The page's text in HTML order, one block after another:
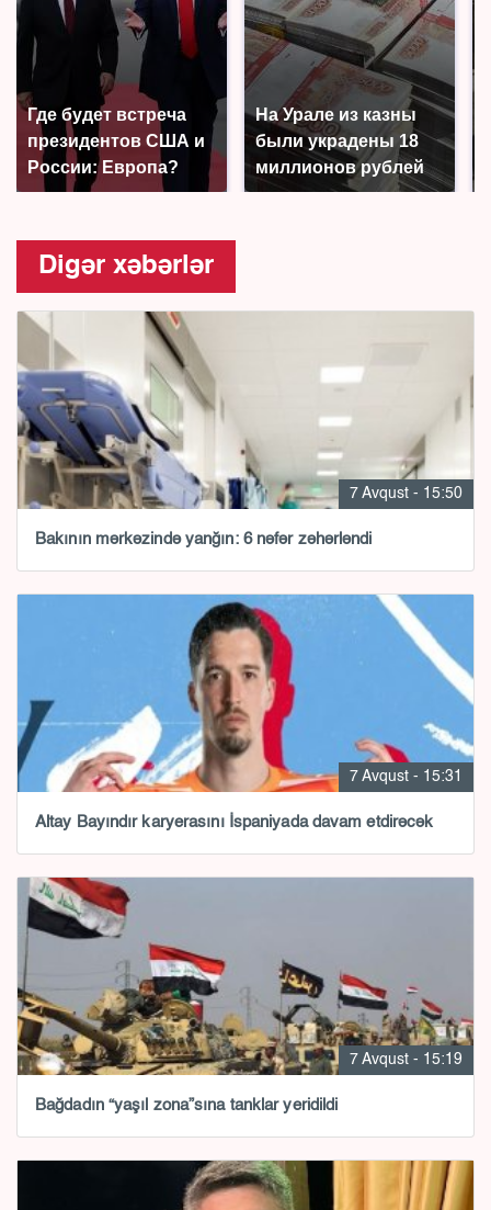
Где будет встреча
президентов США и
России: Европа?
На Урале из казны
были украдены 18
миллионов рублей
Digər xəbərlər
7 Avqust - 15:50
Bakının mərkəzində yanğın: 6 nəfər zəhərləndi
7 Avqust - 15:31
Altay Bayındır karyerasını İspaniyada davam etdirəcək
7 Avqust - 15:19
Bağdadın “yaşıl zona”sına tanklar yeridildi